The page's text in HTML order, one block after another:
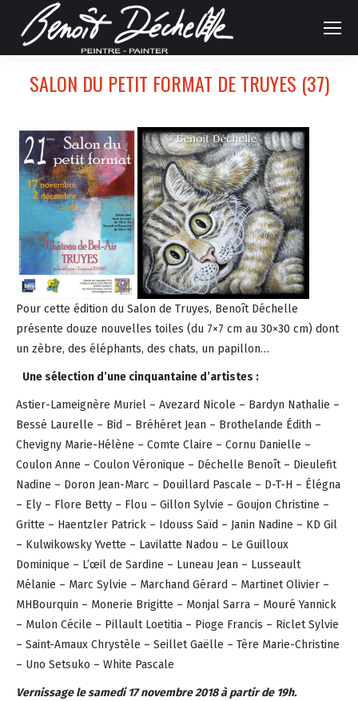
SALON DU PETIT FORMAT DE TRUYES (37)
Pour cette édition du Salon de Truyes, Benoît Déchelle
présente douze nouvelles toiles (du 7×7 cm au 30×30 cm) dont
un zèbre, des éléphants, des chats, un papillon…
Une sélection d’une cinquantaine d’artistes :
Astier-Lameignère Muriel – Avezard Nicole – Bardyn Nathalie –
Bessé Laurelle – Bid – Bréhéret Jean – Brothelande Édith –
Chevigny Marie-Hélène – Comte Claire – Cornu Danielle –
Coulon Anne – Coulon Véronique – Déchelle Benoît – Dieulefit
Nadine – Doron Jean-Marc – Douillard Pascale – D-T-H – Élégna
– Ely – Flore Betty – Flou – Gillon Sylvie – Goujon Christine –
Gritte – Haentzler Patrick – Idouss Saïd – Janin Nadine – KD Gil
– Kulwikowsky Yvette – Lavilatte Nadou – Le Guilloux
Dominique – L’œil de Sardine – Luneau Jean – Lusseault
Mélanie – Marc Sylvie – Marchand Gérard – Martinet Olivier –
MHBourquin – Monerie Brigitte – Monjal Sarra – Mouré Yannick
– Mulon Cécile – Pillault Loetitia – Pioge Francis – Riclet Sylvie
– Saint-Amaux Chrystèle – Seillet Gaëlle – Tère Marie-Christine
– Uno Setsuko – White Pascale
Vernissage le samedi 17 novembre 2018 à partir de 19h.